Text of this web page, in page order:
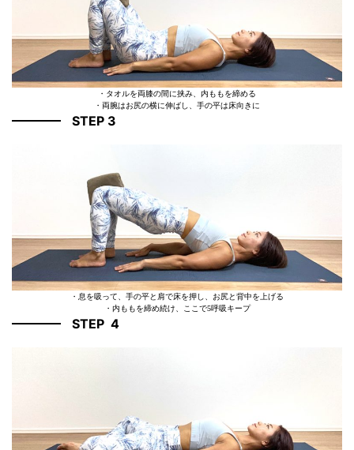
・タオルを両膝の間に挟み、内ももを締める
・両腕はお尻の横に伸ばし、手の平は床向きに
STEP 3
・息を吸って、手の平と肩で床を押し、お尻と背中を上げる
・内ももを締め続け、ここで5呼吸キープ
STEP 4